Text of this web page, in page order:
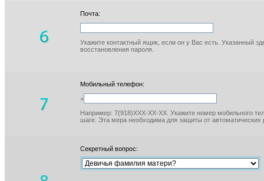
Почта:
Укажите контактный ящик, если он у Вас есть. Указанный
восстановления пароля.
Мобильный телефон:
+
Например: 7(918)XXX-XX-XX. Укажите номер мобильного
шаге. Эта мера необходима для защиты от автоматических
Секретный вопрос: